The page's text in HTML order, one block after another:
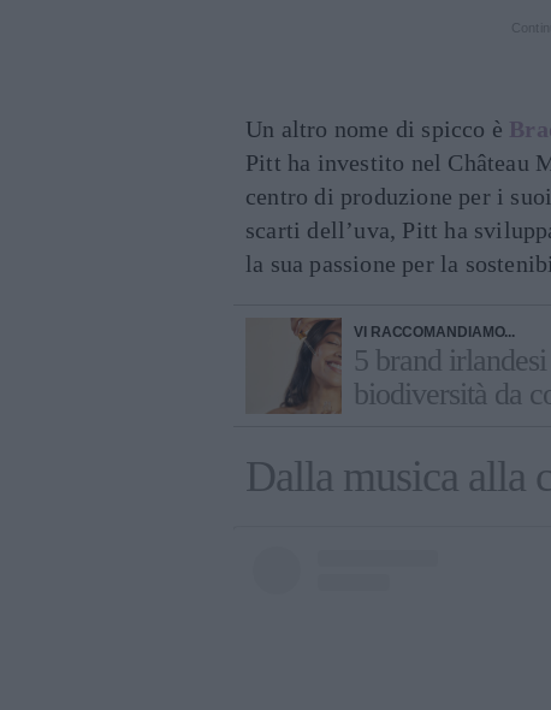
Un altro nome di spicco è
Pitt ha investito nel Château
centro di produzione per i
scarti dell’uva, Pitt ha
la sua passione per la
VI RACCOMANDIAMO...
5 brand
biodiversità da
Dalla musica alla